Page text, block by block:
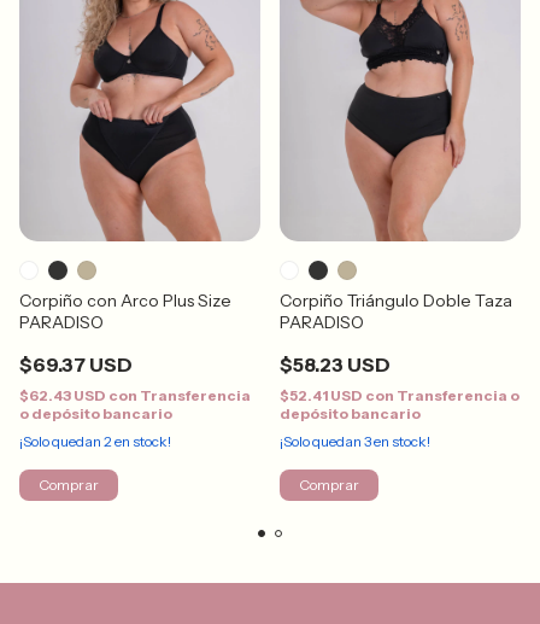
Corpiño con Arco Plus Size
PARADISO
$69.37 USD
$62.43 USD con Transferencia
o depósito bancario
¡Solo quedan 2en stock!
Comprar
Corpiño Triángulo Doble Taza
PARADISO
$58.23 USD
$52.41 USD con Transferencia o
depósito bancario
¡Solo quedan 3en stock!
Comprar